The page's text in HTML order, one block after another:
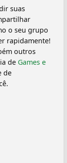
suas
o seu grupo
rapidamente!
outros
de Games e
de